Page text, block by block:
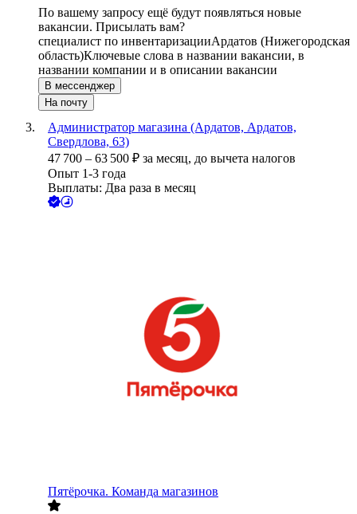
По вашему запросу ещё будут появляться новые
вакансии. Присылать вам?
специалист по инвентаризацииАрдатов (Нижегородская
область)Ключевые слова в названии вакансии, в
названии компании и в описании вакансии
В мессенджер
На почту
Администратор магазина (Ардатов, Ардатов,
Свердлова, 63)
47 700 – 63 500 ₽ за месяц, до вычета налогов
Опыт 1-3 года
Выплаты: Два раза в месяц
Пятёрочка. Команда магазинов